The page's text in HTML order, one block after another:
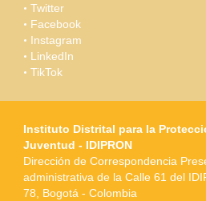
Twitter
Facebook
Instagram
LinkedIn
TikTok
Instituto Distrital para la
Juventud - IDIPRON
Dirección de Correspondencia
administrativa de la Calle 61 del
78, Bogotá - Colombia